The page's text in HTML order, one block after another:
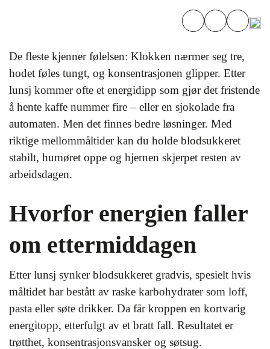
De fleste kjenner følelsen: Klokken nærmer seg tre,
hodet føles tungt, og konsentrasjonen glipper. Etter
lunsj kommer ofte et energidipp som gjør det fristende
å hente kaffe nummer fire – eller en sjokolade fra
automaten. Men det finnes bedre løsninger. Med
riktige mellommåltider kan du holde blodsukkeret
stabilt, humøret oppe og hjernen skjerpet resten av
arbeidsdagen.
Hvorfor energien faller
om ettermiddagen
Etter lunsj synker blodsukkeret gradvis, spesielt hvis
måltidet har bestått av raske karbohydrater som loff,
pasta eller søte drikker. Da får kroppen en kortvarig
energitopp, etterfulgt av et bratt fall. Resultatet er
trøtthet, konsentrasjonsvansker og søtsug.